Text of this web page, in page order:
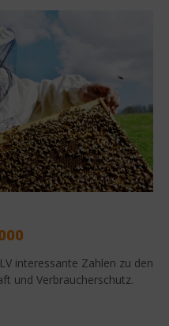
interessante Zahlen zu den
und Verbraucherschutz.